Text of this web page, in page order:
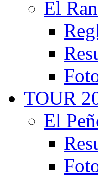
El
TOUR
El